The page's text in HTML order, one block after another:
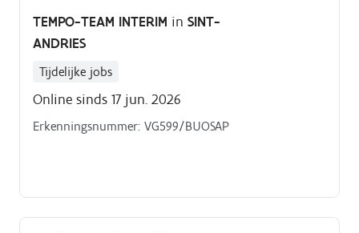
TEMPO-TEAM INTERIM in SINT-
ANDRIES
Tijdelijke jobs
Online sinds 17 jun. 2026
Erkenningsnummer: VG599/BUOSAP